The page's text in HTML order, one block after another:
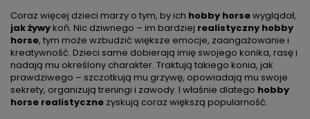
Coraz więcej dzieci marzy o tym, by ich hobby horsewyglądał,
jak żywykoń. Nic dziwnego – im bardziej realistyczny hobby
horse, tym może wzbudzić większe emocje, zaangażowanie i
kreatywność. Dzieci same dobierają imię swojego konika, rasę i
nadają mu określony charakter. Traktują takiego konia, jak
prawdziwego – szczotkują mu grzywę, opowiadają mu swoje
sekrety, organizują treningi i zawody. I właśnie dlatego hobby
horse realistyczne zyskują coraz większą popularność.